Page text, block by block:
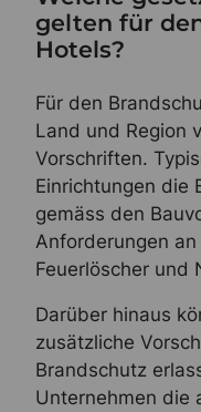
gelten für
Hotels?
Für den
Land und Region
Vorschriften.
Einrichtungen die
gemäss den
Anforderungen
Feuerlöscher und
Darüber hinaus
zusätzliche
Brandschutz
Unternehmen die